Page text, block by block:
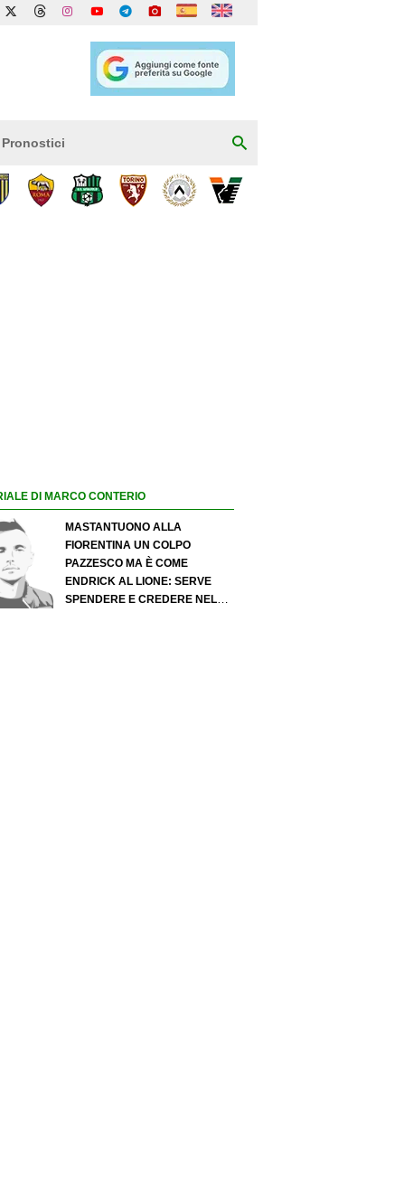
Pronostici
DI MARCO CONTERIO
MASTANTUONO ALLA
FIORENTINA UN COLPO
PAZZESCO MA È COME
ENDRICK AL LIONE: SERVE
SPENDERE E CREDERE NELLO